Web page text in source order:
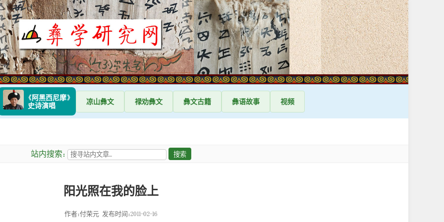
《阿黑西尼摩》
史诗演唱
凉山彝文 禄劝彝文 彝文古籍 彝语故事 视频
站内搜索：
阳光照在我的脸上
作者：付荣元 发布时间：2011-02-16